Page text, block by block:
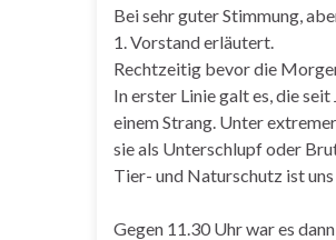
Bei sehr guter Stimmung,
1. Vorstand erläutert.
Rechtzeitig bevor die
In erster Linie galt es, die
einem Strang. Unter
sie als Unterschlupf oder
Tier- und Naturschutz ist
Gegen 11.30 Uhr war es